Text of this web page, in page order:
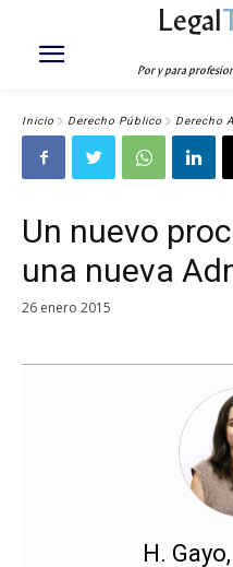
Legal
Por y para
Inicio Derecho Público Derecho
Un nuevo
una nueva
26 enero 2015
H.